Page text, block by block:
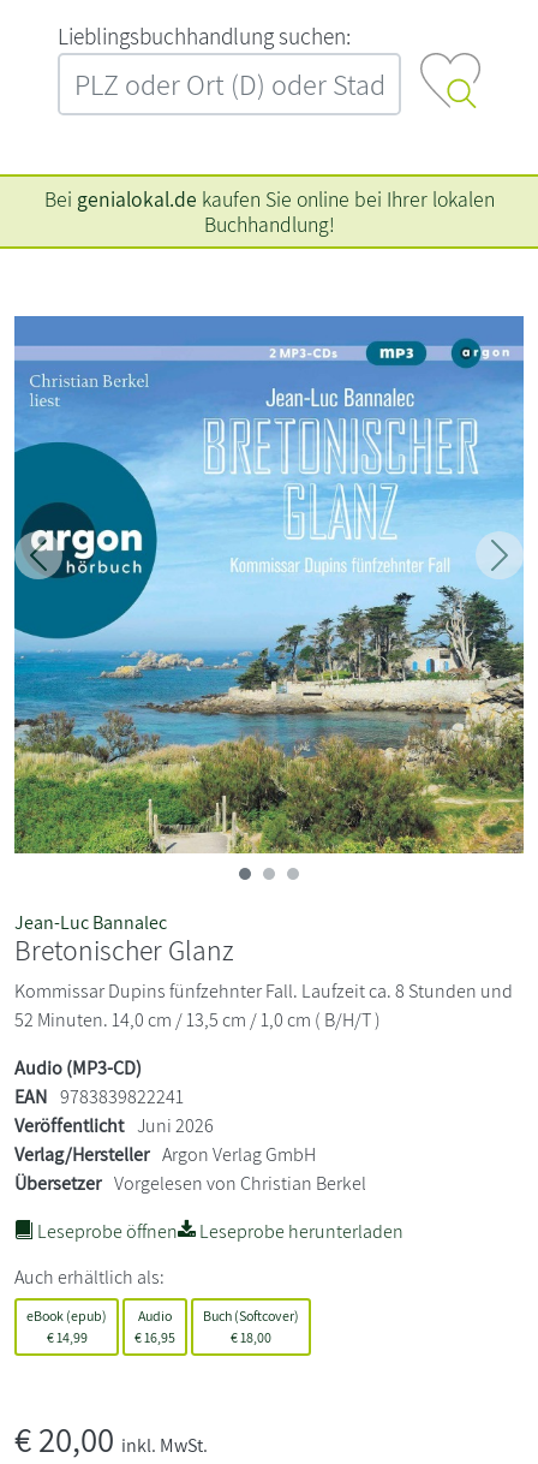
L‍i‍e‍b‍l‍i‍n‍g‍s‍b‍u‍c‍h‍h‍a‍n‍d‍l‍u‍n‍g‍ ‍s‍u‍c‍h‍e‍n‍:‍
Bei genialokal.de kaufen Sie online bei Ihrer lokalen
Buchhandlung!
Zurück
Jean-Luc Bannalec
Bretonischer Glanz
Kommissar Dupins fünfzehnter Fall. Laufzeit ca. 8 Stunden und
52 Minuten. 14,0 cm / 13,5 cm / 1,0 cm ( B/H/T )
Audio (MP3-CD)
EAN 9783839822241
Veröffentlicht Juni 2026
Verlag/Hersteller Argon Verlag GmbH
Übersetzer Vorgelesen von Christian Berkel
Leseprobe öffnen
Leseprobe herunterladen
Auch erhältlich als:
eBook (epub)
€14,99
Audio
€16,95
Buch (Softcover)
€18,00
€20,00 inkl. MwSt.